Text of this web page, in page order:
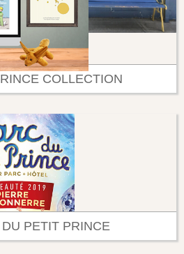
COLLECTION
PETIT PRINCE